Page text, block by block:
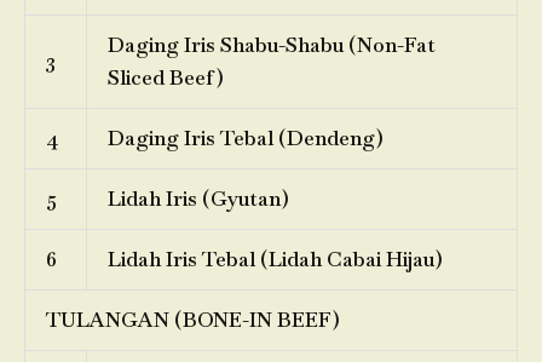
3
Daging Iris Shabu-Shabu (Non-Fat
Sliced Beef)
4 Daging Iris Tebal (Dendeng)
5 Lidah Iris (Gyutan)
6 Lidah Iris Tebal (Lidah Cabai Hijau)
TULANGAN (BONE-IN BEEF)